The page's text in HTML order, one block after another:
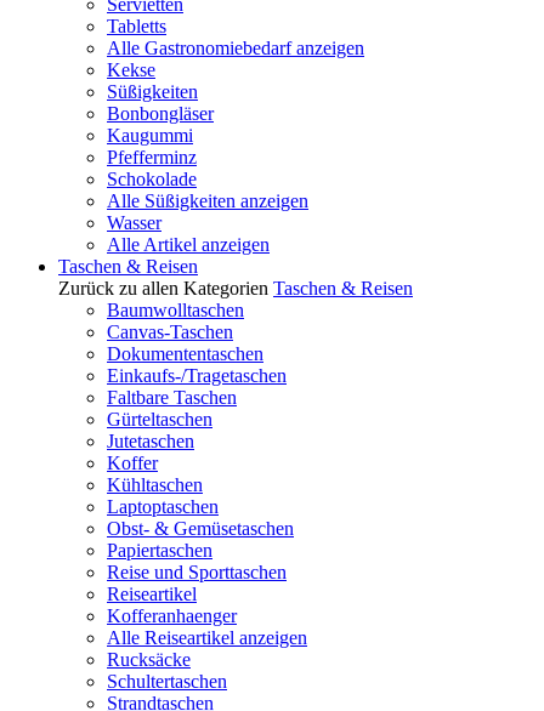
Servietten
Tabletts
Alle Gastronomiebedarf anzeigen
Kekse
Süßigkeiten
Bonbongläser
Kaugummi
Pfefferminz
Schokolade
Alle Süßigkeiten anzeigen
Wasser
Alle Artikel anzeigen
Taschen & Reisen
Zurück zu allen Kategorien Taschen & Reisen
Baumwolltaschen
Canvas-Taschen
Dokumententaschen
Einkaufs-/Tragetaschen
Faltbare Taschen
Gürteltaschen
Jutetaschen
Koffer
Kühltaschen
Laptoptaschen
Obst- & Gemüsetaschen
Papiertaschen
Reise und Sporttaschen
Reiseartikel
Kofferanhaenger
Alle Reiseartikel anzeigen
Rucksäcke
Schultertaschen
Strandtaschen